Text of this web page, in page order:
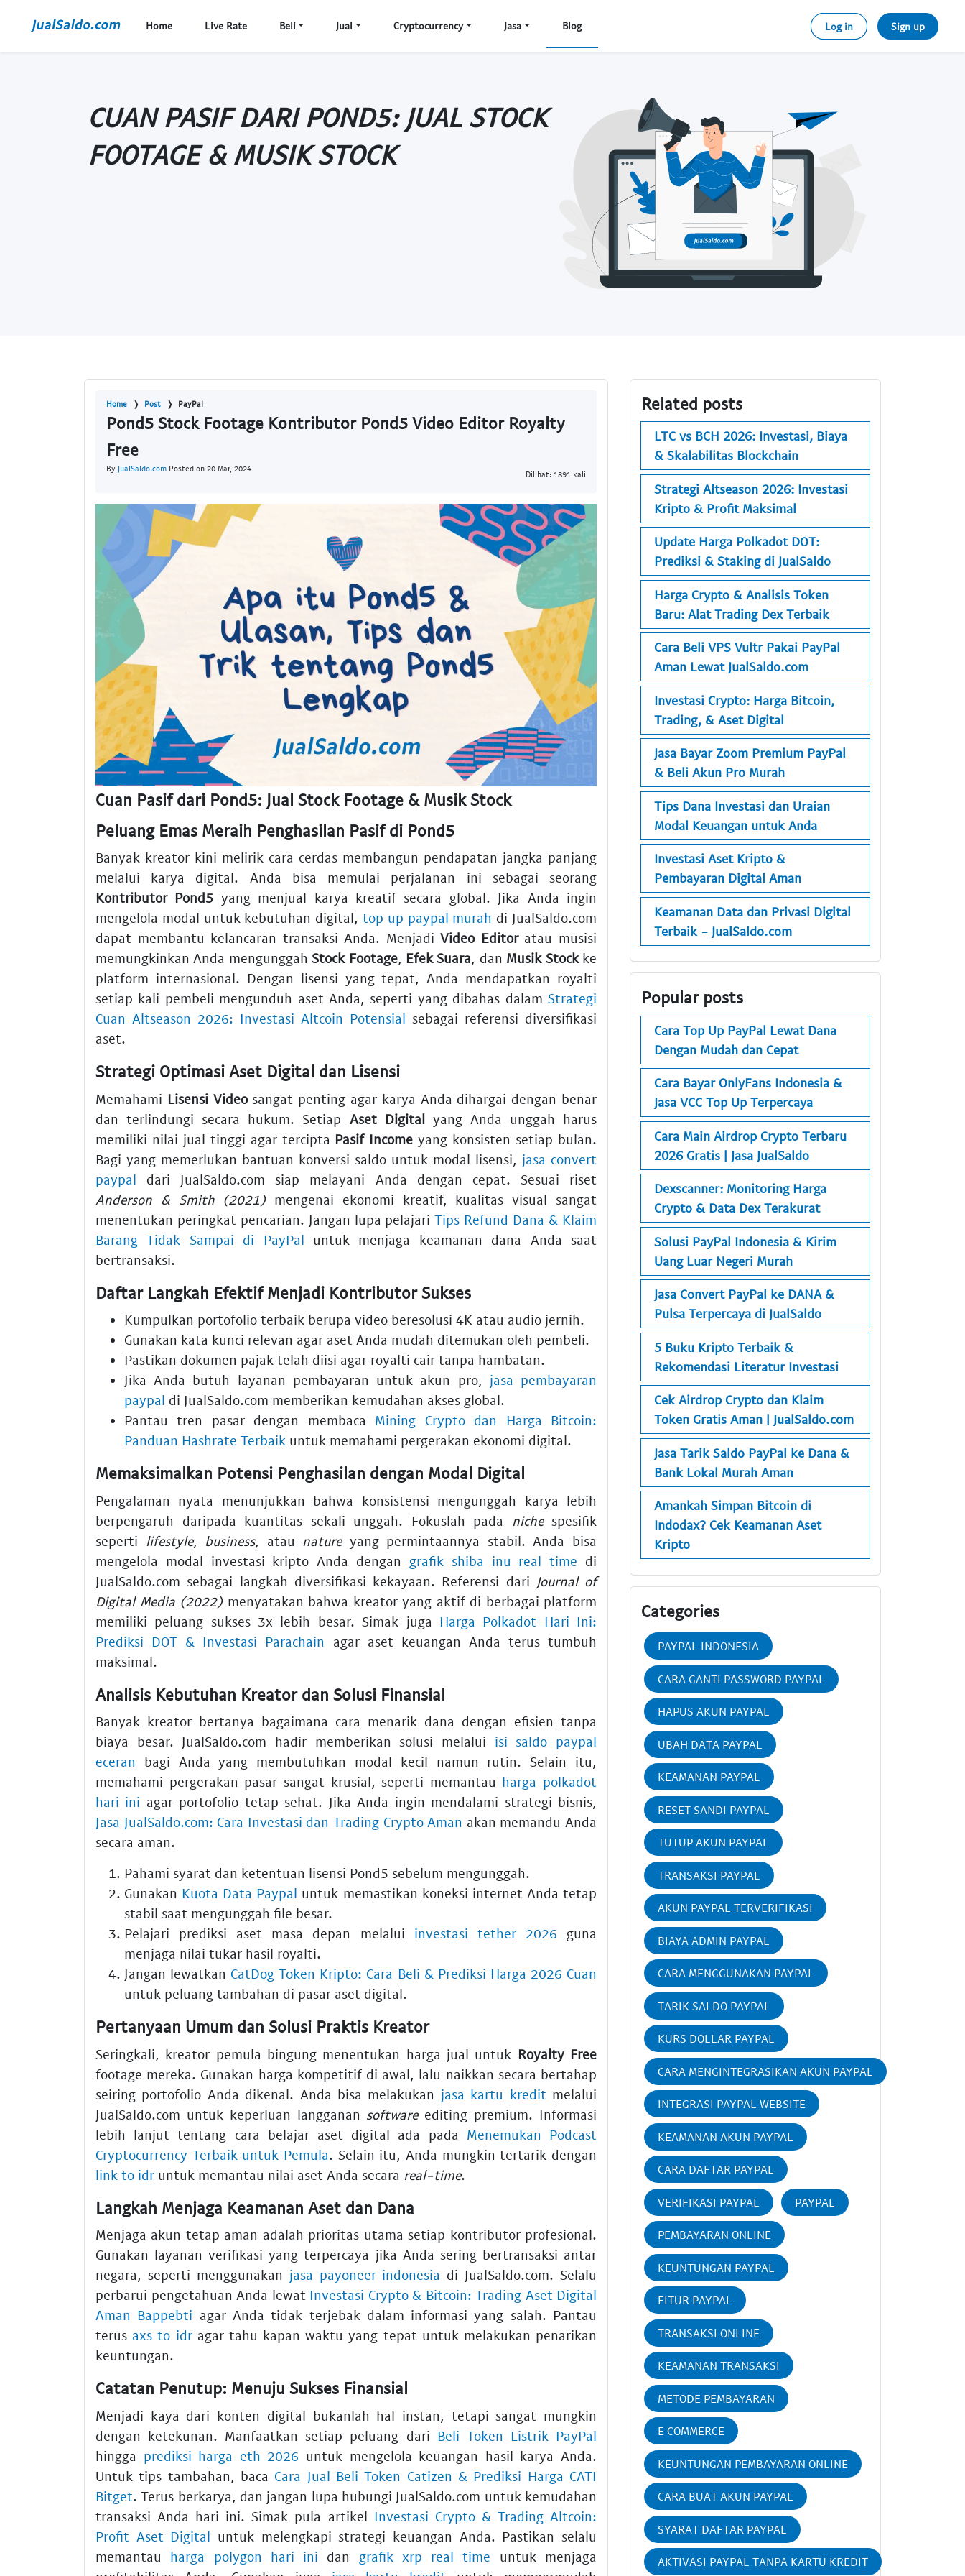
Home Live Rate Beli Jual Cryptocurrency Jasa Blog Log in Sign up
CUAN PASIF DARI POND5: JUAL STOCK
FOOTAGE & MUSIK STOCK
Home Post PayPal
Pond5 Stock Footage Kontributor Pond5 Video Editor Royalty
Free
By JualSaldo.com Posted on 20 Mar, 2024
Dilihat: 1891 kali
Cuan Pasif dari Pond5: Jual Stock Footage & Musik Stock
Peluang Emas Meraih Penghasilan Pasif di Pond5
Banyak kreator kini melirik cara cerdas membangun pendapatan jangka panjang
melalui karya digital. Anda bisa memulai perjalanan ini sebagai seorang
Kontributor Pond5 yang menjual karya kreatif secara global. Jika Anda ingin
mengelola modal untuk kebutuhan digital, top up paypal murah di JualSaldo.com
dapat membantu kelancaran transaksi Anda. MenjadiVideo Editoratau musisi
memungkinkan Anda mengunggahStock Footage, Efek Suara, dan Musik Stockke
platform internasional. Dengan lisensi yang tepat, Anda mendapatkan royalti
setiap kali pembeli mengunduh aset Anda, seperti yang dibahas dalam Strategi
Cuan Altseason 2026: Investasi Altcoin Potensial sebagai referensi diversifikasi
aset.
Strategi Optimasi Aset Digital dan Lisensi
Memahami Lisensi Videosangat penting agar karya Anda dihargai dengan benar
dan terlindungi secara hukum. Setiap Aset Digitalyang Anda unggah harus
memiliki nilai jual tinggi agar tercipta Pasif Income yang konsisten setiap bulan.
Bagi yang memerlukan bantuan konversi saldo untuk modal lisensi, jasa convert
paypal dari JualSaldo.com siap melayani Anda dengan cepat. Sesuai riset
Anderson & Smith (2021)mengenai ekonomi kreatif, kualitas visual sangat
menentukan peringkat pencarian. Jangan lupa pelajariTips Refund Dana & Klaim
Barang Tidak Sampai di PayPal untuk menjaga keamanan dana Anda saat
bertransaksi.
Daftar Langkah Efektif Menjadi Kontributor Sukses
Kumpulkan portofolio terbaik berupa video beresolusi 4K atau audio jernih.
Gunakan kata kunci relevan agar aset Anda mudah ditemukan oleh pembeli.
Pastikan dokumen pajak telah diisi agar royalti cair tanpa hambatan.
Jika Anda butuh layanan pembayaran untuk akun pro, jasa pembayaran
paypal di JualSaldo.com memberikan kemudahan akses global.
Pantau tren pasar dengan membaca Mining Crypto dan Harga Bitcoin:
Panduan Hashrate Terbaik untuk memahami pergerakan ekonomi digital.
Memaksimalkan Potensi Penghasilan dengan Modal Digital
Pengalaman nyata menunjukkan bahwa konsistensi mengunggah karya lebih
berpengaruh daripada kuantitas sekali unggah. Fokuslah pada
nichespesifik
seperti
lifestyle, business, atau natureyang permintaannya stabil. Anda bisa
mengelola modal investasi kripto Anda dengan grafik shiba inu real time di
JualSaldo.com sebagai langkah diversifikasi kekayaan. Referensi dari Journal of
Digital Media (2022)menyatakan bahwa kreator yang aktif di berbagai platform
memiliki peluang sukses 3x lebih besar. Simak juga Harga Polkadot Hari Ini:
Prediksi DOT & Investasi Parachain
agar aset keuangan Anda terus tumbuh
maksimal.
Analisis Kebutuhan Kreator dan Solusi Finansial
Banyak kreator bertanya bagaimana cara menarik dana dengan efisien tanpa
biaya besar. JualSaldo.com hadir memberikan solusi melalui isi saldo paypal
eceran bagi Anda yang membutuhkan modal kecil namun rutin. Selain itu,
memahami pergerakan pasar sangat krusial, seperti memantau harga polkadot
hari ini agar portofolio tetap sehat. Jika Anda ingin mendalami strategi bisnis,
Jasa JualSaldo.com: Cara Investasi dan Trading Crypto Aman akan memandu Anda
secara aman.
Pahami syarat dan ketentuan lisensi Pond5 sebelum mengunggah.
Gunakan Kuota Data Paypal untuk memastikan koneksi internet Anda tetap
stabil saat mengunggah file besar.
Pelajari prediksi aset masa depan melalui investasi tether 2026 guna
menjaga nilai tukar hasil royalti.
Jangan lewatkan CatDog Token Kripto: Cara Beli & Prediksi Harga 2026 Cuan
untuk peluang tambahan di pasar aset digital.
Pertanyaan Umum dan Solusi Praktis Kreator
Seringkali, kreator pemula bingung menentukan harga jual untuk Royalty Free
footage mereka. Gunakan harga kompetitif di awal, lalu naikkan secara bertahap
seiring portofolio Anda dikenal. Anda bisa melakukan jasa kartu kredit melalui
JualSaldo.com untuk keperluan langganan softwareediting premium. Informasi
lebih lanjut tentang cara belajar aset digital ada pada Menemukan Podcast
Cryptocurrency Terbaik untuk Pemula. Selain itu, Anda mungkin tertarik dengan
link to idr untuk memantau nilai aset Anda secara real-time.
Langkah Menjaga Keamanan Aset dan Dana
Menjaga akun tetap aman adalah prioritas utama setiap kontributor profesional.
Gunakan layanan verifikasi yang terpercaya jika Anda sering bertransaksi antar
negara, seperti menggunakan jasa payoneer indonesia di JualSaldo.com. Selalu
perbarui pengetahuan Anda lewat Investasi Crypto & Bitcoin: Trading Aset Digital
Aman Bappebti agar Anda tidak terjebak dalam informasi yang salah. Pantau
terus axs to idragar tahu kapan waktu yang tepat untuk melakukan penarikan
keuntungan.
Catatan Penutup: Menuju Sukses Finansial
Menjadi kaya dari konten digital bukanlah hal instan, tetapi sangat mungkin
dengan ketekunan. Manfaatkan setiap peluang dari Beli Token Listrik PayPal
hingga prediksi harga eth 2026 untuk mengelola keuangan hasil karya Anda.
Untuk tips tambahan, baca Cara Jual Beli Token Catizen & Prediksi Harga CATI
Bitget. Terus berkarya, dan jangan lupa hubungi JualSaldo.com untuk kemudahan
transaksi Anda hari ini. Simak pula artikel Investasi Crypto & Trading Altcoin:
Profit Aset Digital untuk melengkapi strategi keuangan Anda. Pastikan selalu
memantau harga polygon hari ini dan grafik xrp real time untuk menjaga
Related posts
LTC vs BCH 2026: Investasi, Biaya
& Skalabilitas Blockchain
Strategi Altseason 2026: Investasi
Kripto & Profit Maksimal
Update Harga Polkadot DOT:
Prediksi & Staking di JualSaldo
Harga Crypto & Analisis Token
Baru: Alat Trading Dex Terbaik
Cara Beli VPS Vultr Pakai PayPal
Aman Lewat JualSaldo.com
Investasi Crypto: Harga Bitcoin,
Trading, & Aset Digital
Jasa Bayar Zoom Premium PayPal
& Beli Akun Pro Murah
Tips Dana Investasi dan Uraian
Modal Keuangan untuk Anda
Investasi Aset Kripto &
Pembayaran Digital Aman
Keamanan Data dan Privasi Digital
Terbaik - JualSaldo.com
Popular posts
Cara Top Up PayPal Lewat Dana
Dengan Mudah dan Cepat
Cara Bayar OnlyFans Indonesia &
Jasa VCC Top Up Terpercaya
Cara Main Airdrop Crypto Terbaru
2026 Gratis | Jasa JualSaldo
Dexscanner: Monitoring Harga
Crypto & Data Dex Terakurat
Solusi PayPal Indonesia & Kirim
Uang Luar Negeri Murah
Jasa Convert PayPal ke DANA &
Pulsa Terpercaya di JualSaldo
5 Buku Kripto Terbaik &
Rekomendasi Literatur Investasi
Cek Airdrop Crypto dan Klaim
Token Gratis Aman | JualSaldo.com
Jasa Tarik Saldo PayPal ke Dana &
Bank Lokal Murah Aman
Amankah Simpan Bitcoin di
Indodax? Cek Keamanan Aset
Kripto
Categories
PAYPAL INDONESIA
CARA GANTI PASSWORD PAYPAL
HAPUS AKUN PAYPAL
UBAH DATA PAYPAL
KEAMANAN PAYPAL
RESET SANDI PAYPAL
TUTUP AKUN PAYPAL
TRANSAKSI PAYPAL
AKUN PAYPAL TERVERIFIKASI
BIAYA ADMIN PAYPAL
CARA MENGGUNAKAN PAYPAL
TARIK SALDO PAYPAL
KURS DOLLAR PAYPAL
CARA MENGINTEGRASIKAN AKUN PAYPAL
INTEGRASI PAYPAL WEBSITE
KEAMANAN AKUN PAYPAL
CARA DAFTAR PAYPAL
VERIFIKASI PAYPAL PAYPAL
PEMBAYARAN ONLINE
KEUNTUNGAN PAYPAL
FITUR PAYPAL
TRANSAKSI ONLINE
KEAMANAN TRANSAKSI
METODE PEMBAYARAN
E COMMERCE
KEUNTUNGAN PEMBAYARAN ONLINE
CARA BUAT AKUN PAYPAL
SYARAT DAFTAR PAYPAL
AKTIVASI PAYPAL TANPA KARTU KREDIT